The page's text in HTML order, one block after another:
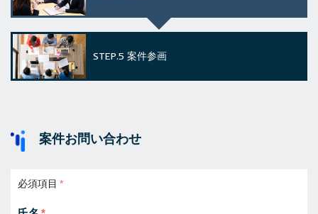
STEP.5 案件参画
案件お問い合わせ
必須項目